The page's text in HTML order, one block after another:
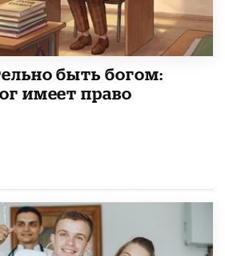
быть богом:
имеет право